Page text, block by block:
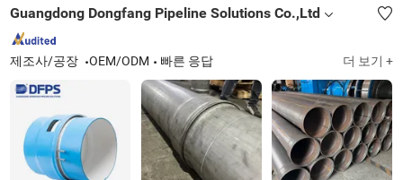
Guangdong Dongfang Pipeline Solutions Co.,Ltd
제조사/공장 OEM/ODM 빠른 응답 더 보기 +